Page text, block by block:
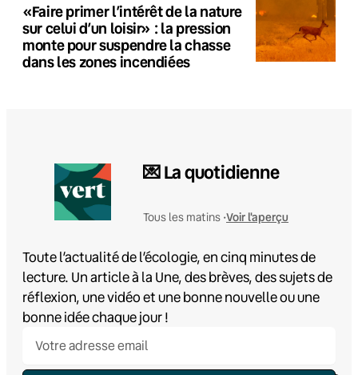
«Faire primer l’intérêt de la nature
sur celui d’un loisir» : la pression
monte pour suspendre la chasse
dans les zones incendiées
💌 La quotidienne
Tous les matins •Voir l'aperçu
Toute l’actualité de l’écologie, en cinq minutes de
lecture. Un article à la Une, des brèves, des sujets de
réflexion, une vidéo et une bonne nouvelle ou une
bonne idée chaque jour !